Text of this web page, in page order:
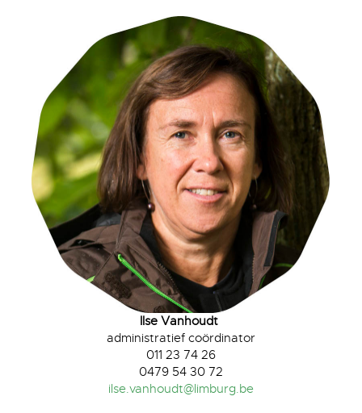
Ilse Vanhoudt
administratief coördinator
011 23 74 26
0479 54 30 72
ilse.vanhoudt@​limburg.​be